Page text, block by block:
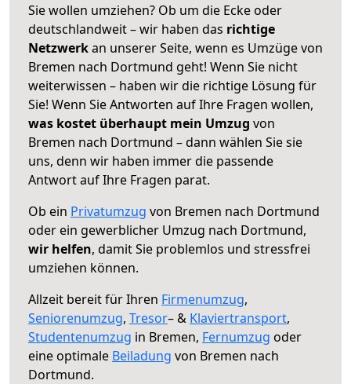
Sie wollen umziehen? Ob um die Ecke oder
deutschlandweit – wir haben das richtige
Netzwerkan unserer Seite, wenn es Umzüge von
Bremen nach Dortmund geht! Wenn Sie nicht
weiterwissen – haben wir die richtige Lösung für
Sie! Wenn Sie Antworten auf Ihre Fragen wollen,
was kostet überhaupt mein Umzug von
Bremen nach Dortmund – dann wählen Sie sie
uns, denn wir haben immer die passende
Antwort auf Ihre Fragen parat.
Ob ein Privatumzug von Bremen nach Dortmund
oder ein gewerblicher Umzug nach Dortmund,
wir helfen, damit Sie problemlos und stressfrei
umziehen können.
Allzeit bereit für Ihren Firmenumzug,
Seniorenumzug, Tresor– & Klaviertransport,
Studentenumzug in Bremen, Fernumzug oder
eine optimale Beiladung von Bremen nach
Dortmund.